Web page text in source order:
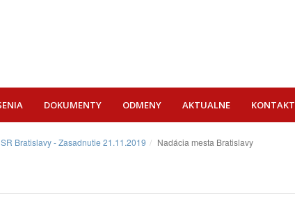
DOKUMENTY ODMENY AKTUALNE KONTAKT
Bratislavy - Zasadnutie 21.11.2019 Nadácia mesta Bratislavy